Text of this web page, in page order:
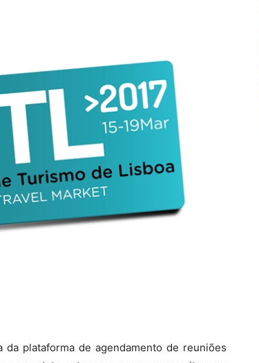
plataforma de agendamento de reuniões